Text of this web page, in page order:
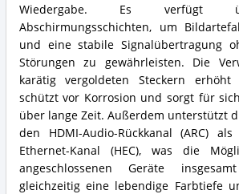
Wiedergabe. Es verfügt
Abschirmungsschichten, um
und eine stabile Signalübertragung
Störungen zu gewährleisten. Die
karätig vergoldeten Steckern erhöht
schützt vor Korrosion und sorgt für
über lange Zeit. Außerdem unterstützt
den HDMI-Audio-Rückkanal (ARC)
Ethernet-Kanal (HEC), was die
angeschlossenen Geräte
gleichzeitig eine lebendige Farbtiefe